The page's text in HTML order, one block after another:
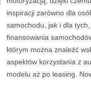
inspiracji zarówno dla
samochodu, jak i dla
finansowania
którym można znaleźć
aspektów korzystania z
modelu aż po leasing.